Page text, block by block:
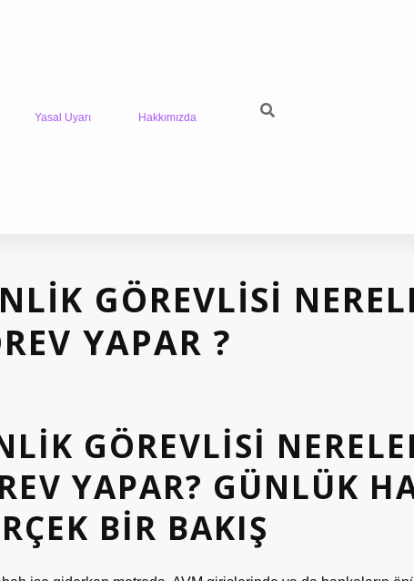
Yasal Uyarı Hakkımızda
GÖREVLISI
YAPAR ?
GÖREVLISI
YAPAR? GÜNLÜK
BIR BAKIŞ